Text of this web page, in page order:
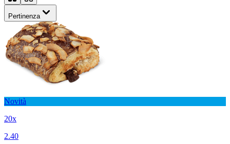
Pertinenza
Novità
20x
2.40